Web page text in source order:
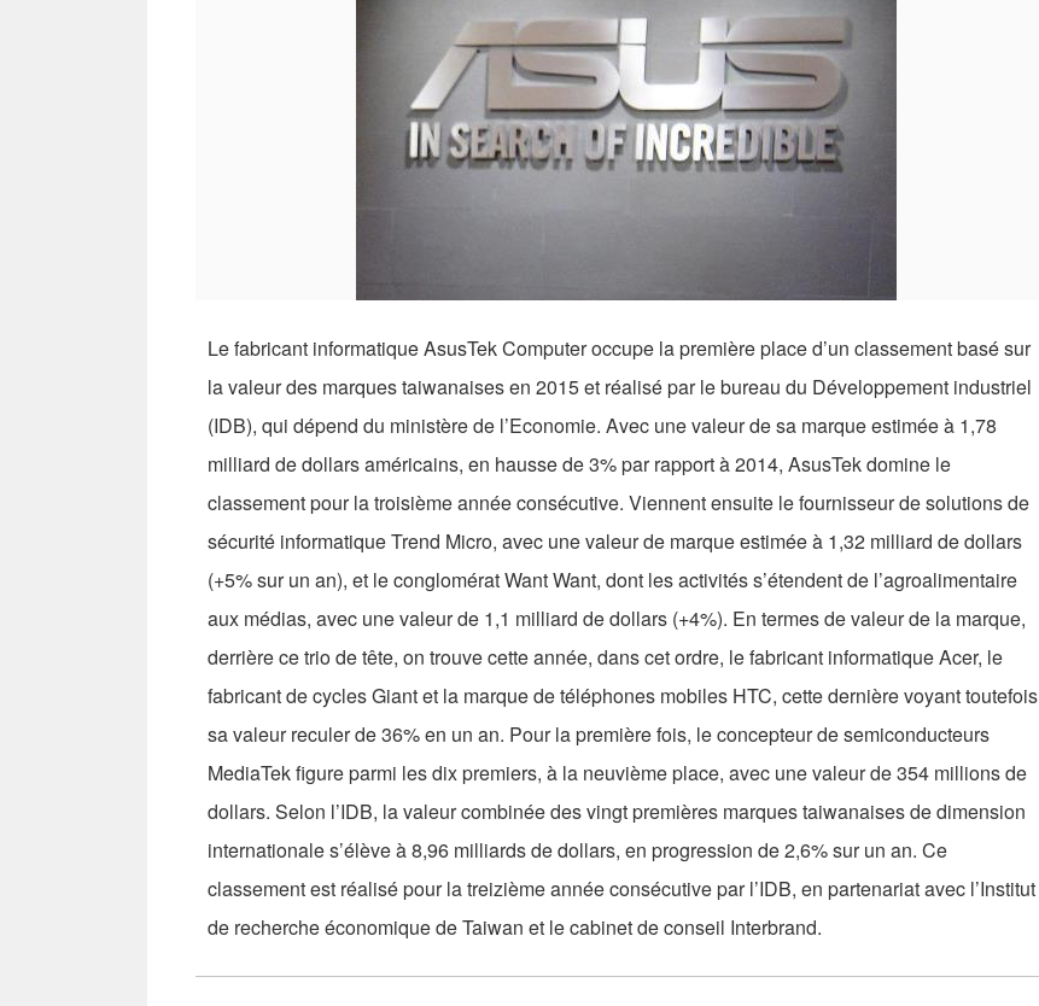
Le fabricant informatique AsusTek Computer occupe la première place d’un classement basé sur
la valeur des marques taiwanaises en 2015 et réalisé par le bureau du Développement industriel
(IDB), qui dépend du ministère de l’Economie. Avec une valeur de sa marque estimée à 1,78
milliard de dollars américains, en hausse de 3% par rapport à 2014, AsusTek domine le
classement pour la troisième année consécutive. Viennent ensuite le fournisseur de solutions de
sécurité informatique Trend Micro, avec une valeur de marque estimée à 1,32 milliard de dollars
(+5% sur un an), et le conglomérat Want Want, dont les activités s’étendent de l’agroalimentaire
aux médias, avec une valeur de 1,1 milliard de dollars (+4%). En termes de valeur de la marque,
derrière ce trio de tête, on trouve cette année, dans cet ordre, le fabricant informatique Acer, le
fabricant de cycles Giant et la marque de téléphones mobiles HTC, cette dernière voyant toutefois
sa valeur reculer de 36% en un an. Pour la première fois, le concepteur de semiconducteurs
MediaTek figure parmi les dix premiers, à la neuvième place, avec une valeur de 354 millions de
dollars. Selon l’IDB, la valeur combinée des vingt premières marques taiwanaises de dimension
internationale s’élève à 8,96 milliards de dollars, en progression de 2,6% sur un an. Ce
classement est réalisé pour la treizième année consécutive par l’IDB, en partenariat avec l’Institut
de recherche économique de Taiwan et le cabinet de conseil Interbrand.